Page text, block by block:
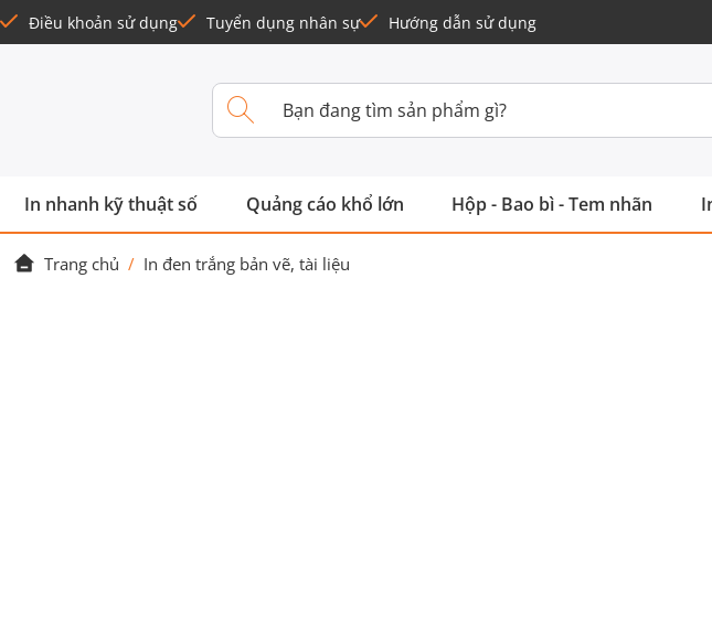
Điều khoản sử dụng Tuyển dụng nhân sự Hướng dẫn sử dụng
In nhanh kỹ thuật số Quảng cáo khổ lớn Hộp - Bao bì - Tem nhãn
Trang chủ / In đen trắng bản vẽ, tài liệu